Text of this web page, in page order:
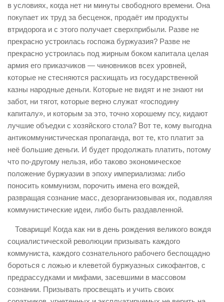
в условиях, когда нет ни минуты свободного времени. Она
покупает их труд за бесценок, продаёт им продукты
втридорога и с этого получает сверхприбыли. Разве не
прекрасно устроилась госпожа буржуазия? Разве не
прекрасно устроилась под жирным боком капитала целая
армия его приказчиков — чиновников всех уровней,
которые не стесняются расхищать из государственной
казны народные деньги. Которые не видят и не знают ни
забот, ни тягот, которые верно служат «господину
капиталу», и которым за это, точно хорошему псу, кидают
лучшие объедки с хозяйского стола? Вот те, кому выгодна
антикоммунистическая пропаганда, вот те, кто платит за
неё большие деньги. И будет продолжать платить, потому
что по-другому нельзя, ибо таково экономическое
положение буржуазии в эпоху империализма: либо
поносить коммунизм, порочить имена его вождей,
развращая сознание масс, дезорганизовывая их, подавляя
коммунистические идеи, либо быть раздавленной.
Товарищи! Когда как ни в день рождения великого вождя
социалистической революции призывать каждого
коммуниста, каждого сознательного рабочего беспощадно
бороться с ложью и клеветой буржуазных сикофантов, с
предрассудками и мифами, засевшими в массовом
сознании. Призывать просвещать и учить своих